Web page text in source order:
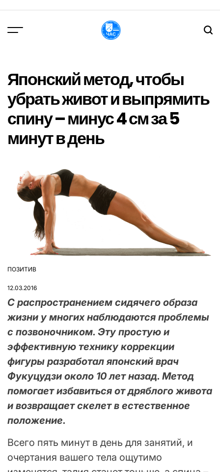
вмісту
Японский метод, чтобы
убрать живот и выпрямить
спину – минус 4 см за 5
минут в день
ОПУБЛІКУВАТИ
ПОЗИТИВ
12.03.2016
С распространением сидячего образа
жизни у многих наблюдаются проблемы
с позвоночником. Эту простую и
эффективную технику коррекции
фигуры разработал японский врач
Фукуцудзи около 10 лет назад. Метод
помогает избавиться от дряблого живота
и возвращает скелет в естественное
положение.
Всего пять минут в день для занятий, и
очертания вашего тела ощутимо